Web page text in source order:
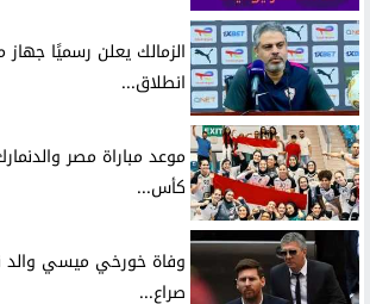
الزمالك يعلن رسميًا
انطلاق...
موعد مباراة مصر
كأس...
وفاة خورخي ميسي والد
صراع...